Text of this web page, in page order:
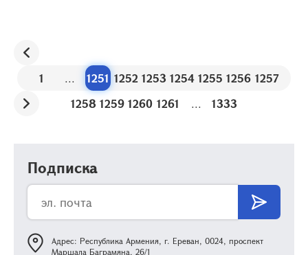
1 ... 1251 1252 1253 1254 1255 1256 1257
1258 1259 1260 1261 ... 1333
Подписка
Адрес: Республика Армения, г. Ереван, 0024, проспект
Маршала Баграмяна, 26/1